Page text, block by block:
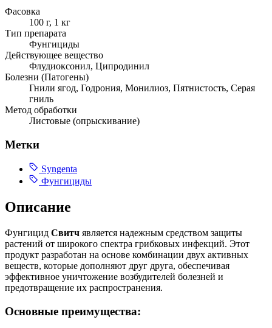
Фасовка
100 г, 1 кг
Тип препарата
Фунгициды
Действующее вещество
Флудиоксонил, Ципродинил
Болезни (Патогены)
Гнили ягод, Годрония, Монилиоз, Пятнистость, Серая
гниль
Метод обработки
Листовые (опрыскивание)
Метки
Syngenta
Фунгициды
Описание
Фунгицид Свитч является надежным средством защиты
растений от широкого спектра грибковых инфекций. Этот
продукт разработан на основе комбинации двух активных
веществ, которые дополняют друг друга, обеспечивая
эффективное уничтожение возбудителей болезней и
предотвращение их распространения.
Основные преимущества: